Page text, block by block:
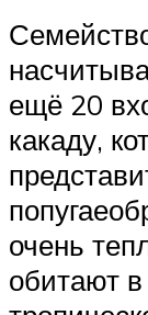
ещё 20
какаду,
очень
обитают